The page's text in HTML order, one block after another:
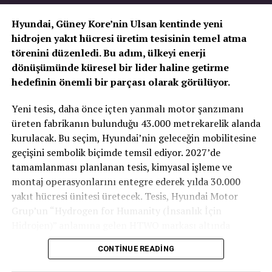
Sport ile Yere Basıyor
Türkiye’nin otomobiliTOGG T10Xgibi yüksek tork
değerlerine sahip elektrikli araçlarda, lastiğin zemine
tutunma kabiliyeti çok daha kritiktir.E-carturkiyeekibi
olarak bizzat deneyimlediğimizPetlas Snowmaster 2
Sport, performans odaklı yapısıyla elektrikli araçların
Hyundai, Güney Kore’nin Ulsan kentinde yeni
hidrojen yakıt hücresi üretim tesisinin temel atma
törenini düzenledi. Bu adım, ülkeyi enerji
dönüşümünde küresel bir lider haline getirme
hedefinin önemli bir parçası olarak görülüyor.
Yeni tesis, daha önce içten yanmalı motor şanzımanı
üreten fabrikanın bulunduğu 43.000 metrekarelik alanda
kurulacak. Bu seçim, Hyundai’nin geleceğin mobilitesine
geçişini sembolik biçimde temsil ediyor. 2027’de
tamamlanması planlanan tesis, kimyasal işleme ve
montaj operasyonlarını entegre ederek yılda 30.000
yakıt hücresi ünitesi üretecek. Tesis, Hyundai Motor
Grup’un “Hydrogen for Humanity (İnsanlık İçin
faaliyet gösterecek.
CONTINUE READING